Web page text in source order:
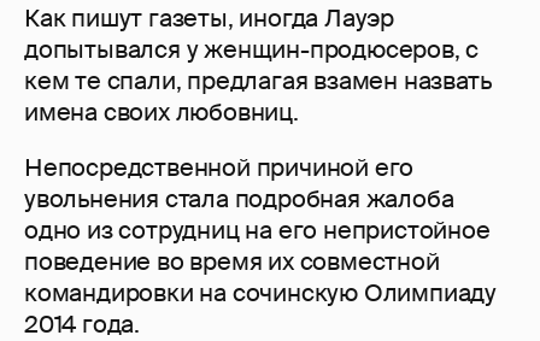
Как пишут газеты, иногда Лауэр
допытывался у женщин-продюсеров, с
кем те спали, предлагая взамен назвать
имена своих любовниц.
Непосредственной причиной его
увольнения стала подробная жалоба
одно из сотрудниц на его непристойное
поведение во время их совместной
командировки на сочинскую Олимпиаду
2014 года.